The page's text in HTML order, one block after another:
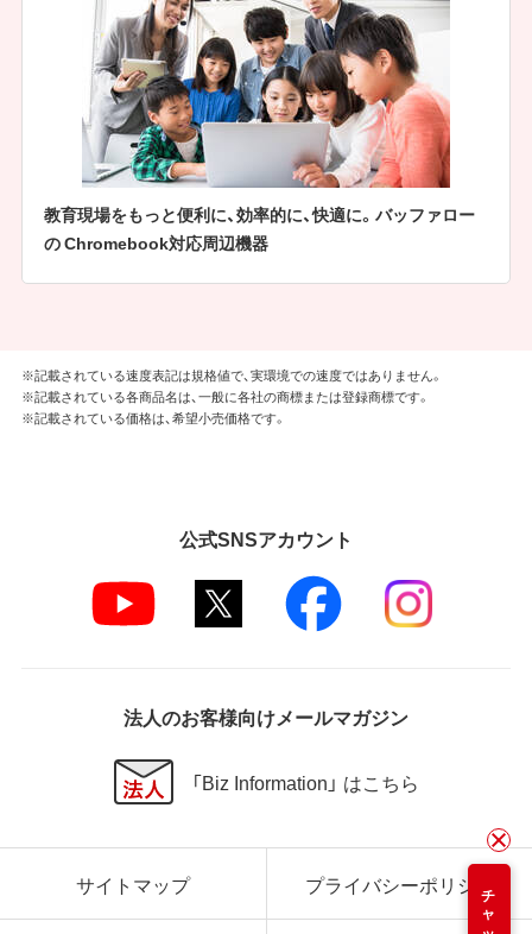
教育現場をもっと便利に、効率的に、快適に。バッファロー
の Chromebook対応周辺機器
※記載されている速度表記は規格値で、実環境での速度ではありません。
※記載されている各商品名は、一般に各社の商標または登録商標です。
※記載されている価格は、希望小売価格です。
公式SNSアカウント
法人のお客様向けメールマガジン
「Biz Information」 はこちら
サイトマップ プライバシーポリシー